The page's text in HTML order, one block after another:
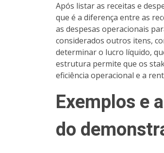
Após listar as receitas e
que é a diferença entre as
as despesas operacionais
considerados outros itens,
determinar o lucro líquido,
estrutura permite que os
eficiência operacional e a
Exemplos e
do